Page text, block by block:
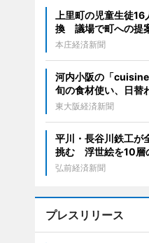
上里町の児童生徒
換 議場で町への提
本庄経済新聞
河内小阪の「
旬の食材使い、日替
東大阪経済新聞
平川・長谷川鉄工が
挑む 浮世絵を10層
弘前経済新聞
プレスリリース